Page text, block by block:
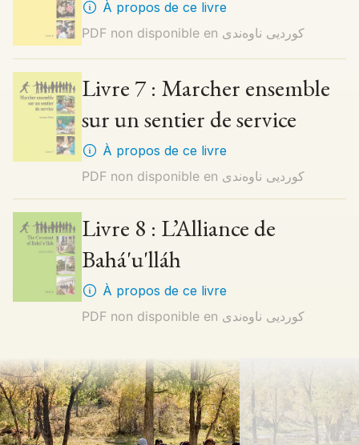
À propos de ce livre
PDF non disponible en کوردیی ناوەندی
Livre 7 : Marcher ensemble
sur un sentier de service
À propos de ce livre
PDF non disponible en کوردیی ناوەندی
Livre 8 : L’Alliance de
Bahá'u'lláh
À propos de ce livre
PDF non disponible en کوردیی ناوەندی